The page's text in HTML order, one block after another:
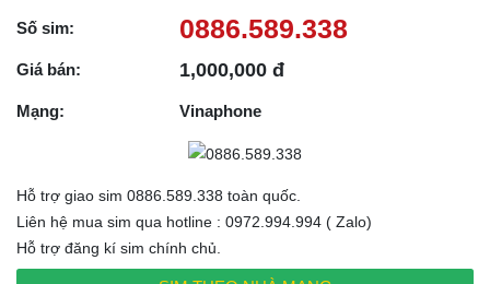
Số sim: 0886.589.338
Giá bán: 1,000,000 đ
Mạng: Vinaphone
Hỗ trợ giao sim 0886.589.338 toàn quốc.
Liên hệ mua sim qua hotline : 0972.994.994 ( Zalo)
Hỗ trợ đăng kí sim chính chủ.